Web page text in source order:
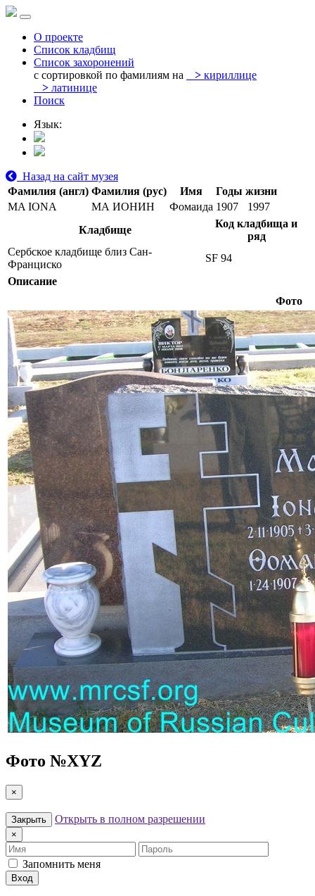
О проекте
Список кладбищ
Список захоронений
с сортировкой по фамилиям на
> кириллице
> латинице
Поиск
Язык:
Назад на сайт музея
Фамилия (англ) Фамилия (рус) Имя
Годы жизни
MA IONA
МА ИОНИН Фомаида 1907
1997
Кладбище
Код кладбища и
ряд
Сербское кладбище близ Сан-
Франциско
SF 94
Описание
Фото
Фото №XYZ
×
Закрыть Открыть в полном разрешении
×
Имя
Пароль
Запомнить меня
Вход